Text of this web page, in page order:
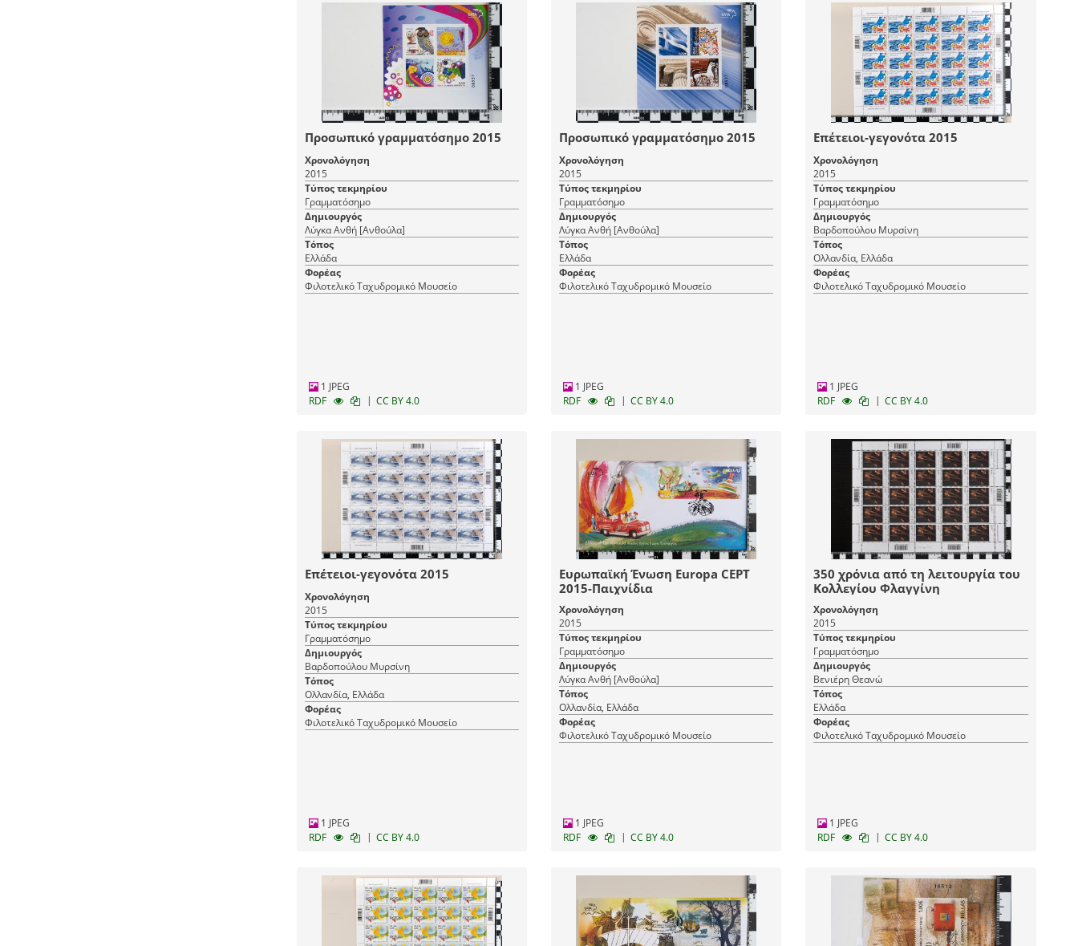
Προσωπικό γραμματόσημο 2015
Χρονολόγηση
2015
Τύπος τεκμηρίου
Γραμματόσημο
Δημιουργός
Λύγκα Ανθή [Ανθούλα]
Τόπος
Ελλάδα
Φορέας
Φιλοτελικό Ταχυδρομικό Μουσείο
1 JPEG
RDF
| CC BY 4.0
Προσωπικό γραμματόσημο 2015
Χρονολόγηση
2015
Τύπος τεκμηρίου
Γραμματόσημο
Δημιουργός
Λύγκα Ανθή [Ανθούλα]
Τόπος
Ελλάδα
Φορέας
Φιλοτελικό Ταχυδρομικό Μουσείο
1 JPEG
RDF
| CC BY 4.0
Επέτειοι-γεγονότα 2015
Χρονολόγηση
2015
Τύπος τεκμηρίου
Γραμματόσημο
Δημιουργός
Βαρδοπούλου Μυρσίνη
Τόπος
Ολλανδία, Ελλάδα
Φορέας
Φιλοτελικό Ταχυδρομικό Μουσείο
1 JPEG
RDF
| CC BY 4.0
Επέτειοι-γεγονότα 2015
Χρονολόγηση
2015
Τύπος τεκμηρίου
Γραμματόσημο
Δημιουργός
Βαρδοπούλου Μυρσίνη
Τόπος
Ολλανδία, Ελλάδα
Φορέας
Φιλοτελικό Ταχυδρομικό Μουσείο
1 JPEG
RDF
| CC BY 4.0
Ευρωπαϊκή Ένωση Europa CEPT
2015-Παιχνίδια
Χρονολόγηση
2015
Τύπος τεκμηρίου
Γραμματόσημο
Δημιουργός
Λύγκα Ανθή [Ανθούλα]
Τόπος
Ολλανδία, Ελλάδα
Φορέας
Φιλοτελικό Ταχυδρομικό Μουσείο
1 JPEG
RDF
| CC BY 4.0
350 χρόνια από τη λειτουργία του
Κολλεγίου Φλαγγίνη
Χρονολόγηση
2015
Τύπος τεκμηρίου
Γραμματόσημο
Δημιουργός
Βενιέρη Θεανώ
Τόπος
Ελλάδα
Φορέας
Φιλοτελικό Ταχυδρομικό Μουσείο
1 JPEG
RDF
| CC BY 4.0